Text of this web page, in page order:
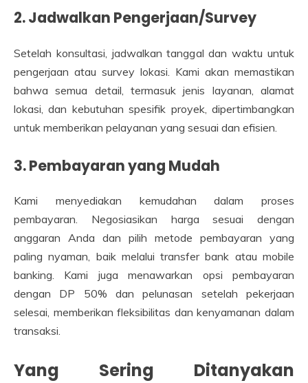
2. Jadwalkan Pengerjaan/Survey
Setelah konsultasi, jadwalkan tanggal dan waktu untuk
pengerjaan atau survey lokasi. Kami akan memastikan
bahwa semua detail, termasuk jenis layanan, alamat
lokasi, dan kebutuhan spesifik proyek, dipertimbangkan
untuk memberikan pelayanan yang sesuai dan efisien.
3. Pembayaran yang Mudah
Kami menyediakan kemudahan dalam proses
pembayaran. Negosiasikan harga sesuai dengan
anggaran Anda dan pilih metode pembayaran yang
paling nyaman, baik melalui transfer bank atau mobile
banking. Kami juga menawarkan opsi pembayaran
dengan DP 50% dan pelunasan setelah pekerjaan
selesai, memberikan fleksibilitas dan kenyamanan dalam
transaksi.
Yang Sering Ditanyakan